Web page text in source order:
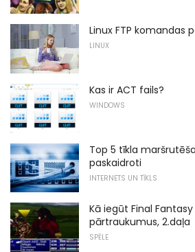
Linux FTP komandas
LINUX
Kas ir ACT fails?
WINDOWS
Top 5 tīkla
paskaidroti
INTERNETS UN TĪKLS
Kā iegūt Final
pārtraukumus, 2.daļa
SPĒLE